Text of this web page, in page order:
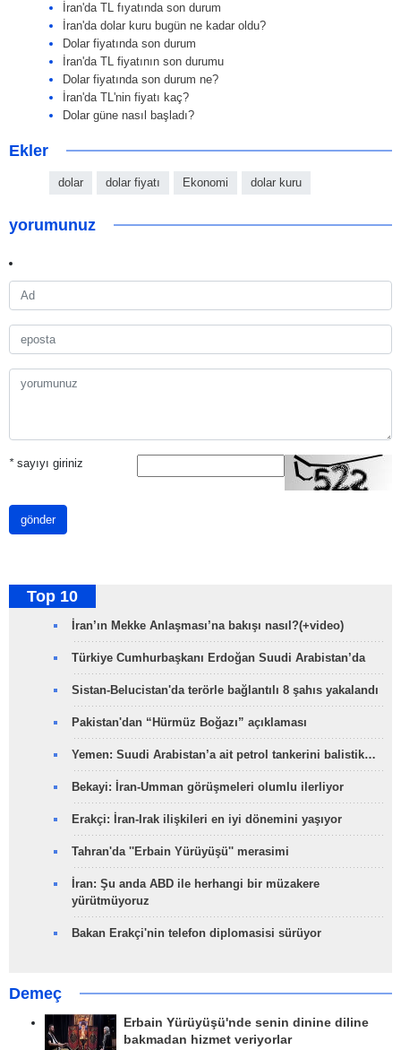
İran'da TL fıyatında son durum
İran'da dolar kuru bugün ne kadar oldu?
Dolar fiyatında son durum
İran'da TL fiyatının son durumu
Dolar fiyatında son durum ne?
İran'da TL'nin fiyatı kaç?
Dolar güne nasıl başladı?
Ekler
dolar dolar fiyatı Ekonomi dolar kuru
yorumunuz
*sayıyı giriniz
gönder
Top 10
İran’ın Mekke Anlaşması’na bakışı nasıl?(+video)
Türkiye Cumhurbaşkanı Erdoğan Suudi Arabistan’da
Sistan-Belucistan'da terörle bağlantılı 8 şahıs yakalandı
Pakistan'dan “Hürmüz Boğazı” açıklaması
Yemen: Suudi Arabistan’a ait petrol tankerini balistik…
Bekayi: İran-Umman görüşmeleri olumlu ilerliyor
Erakçi: İran-Irak ilişkileri en iyi dönemini yaşıyor
Tahran'da ''Erbain Yürüyüşü'' merasimi
İran: Şu anda ABD ile herhangi bir müzakere
yürütmüyoruz
Bakan Erakçi'nin telefon diplomasisi sürüyor
Demeç
Erbain Yürüyüşü'nde senin dinine diline
bakmadan hizmet veriyorlar